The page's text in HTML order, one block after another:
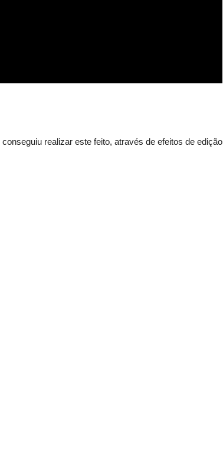
conseguiu realizar este feito, através de efeitos de edição